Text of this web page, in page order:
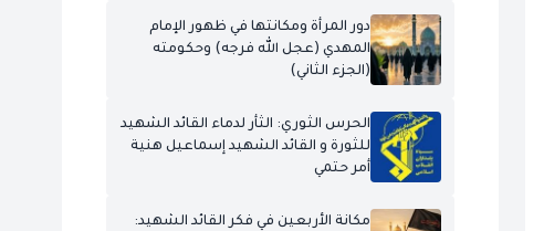
دور المرأة ومكانتها في ظهور الإمام
المهدي (عجل الله فرجه) وحكومته
(الجزء الثاني)
الحرس الثوري: الثأر لدماء القائد الشهيد
للثورة و القائد الشهيد إسماعيل هنية
أمر حتمي
مكانة الأربعين في فكر القائد الشهيد: